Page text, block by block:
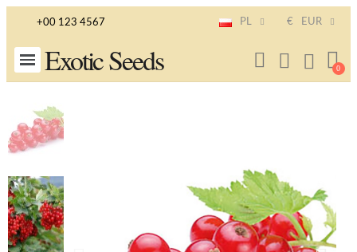
+00 123 4567 PL € EUR
Exotic Seeds